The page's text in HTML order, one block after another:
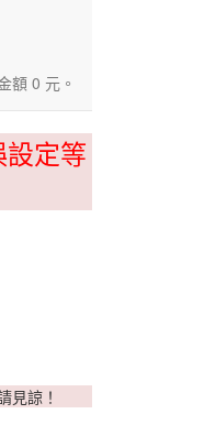
額 0 元。
定等
見諒！